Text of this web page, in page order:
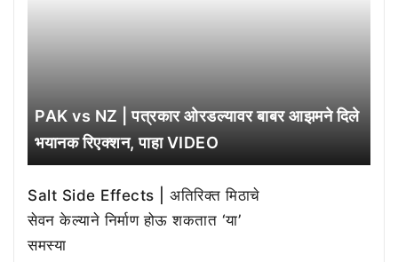
PAK vs NZ | पत्रकार ओरडल्यावर बाबर आझमने दिले
भयानक रिएक्शन, पाहा VIDEO
Salt Side Effects | अतिरिक्त मिठाचे
सेवन केल्याने निर्माण होऊ शकतात ‘या’
समस्या